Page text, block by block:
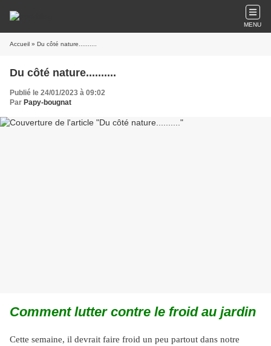
MENU
Accueil » Du côté nature..........
Du côté nature..........
Publié le 24/01/2023 à 09:02
Par Papy-bougnat
Comment lutter contre le froid au jardin
Cette semaine, il devrait faire froid un peu partout dans notre